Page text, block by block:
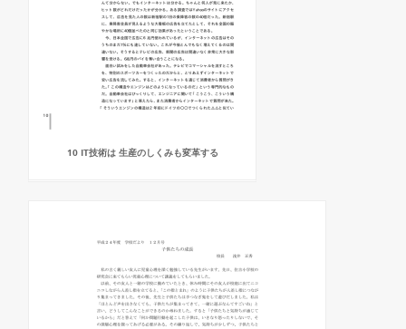
10 IT技術は 生産のしくみも変革する